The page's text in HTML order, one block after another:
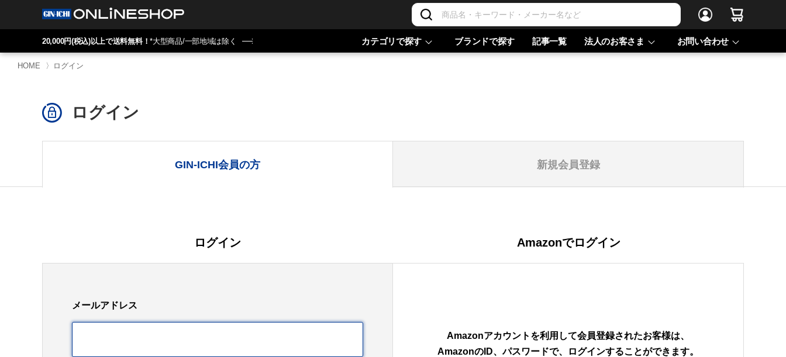
20,000円(税込)以上で送料無料！*大型商品/一部地域は除く カテゴリで探す ブランドで探す 記事一覧 法人のお客さま お問い合わせ
HOME 〉 ログイン
ログイン
GIN-ICHI会員の方 新規会員登録
ログイン
メールアドレス
Amazonでログイン
Amazonアカウントを利用して会員登録されたお客様は、
AmazonのID、パスワードで、ログインすることができます。